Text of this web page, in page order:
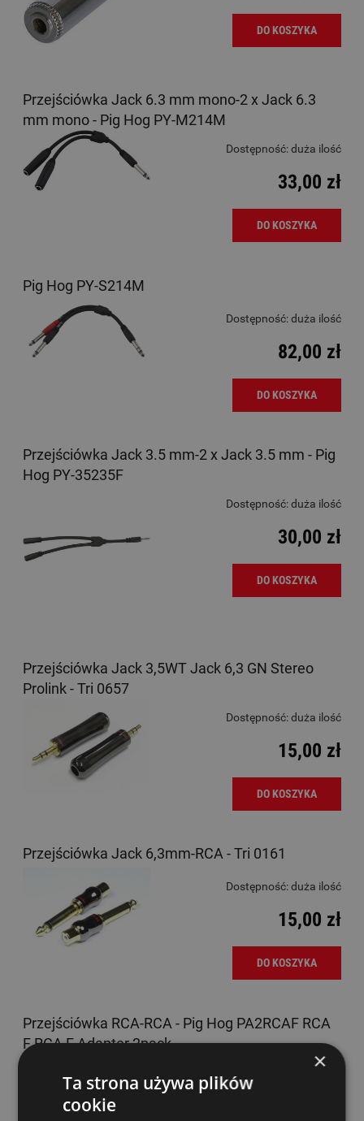
DO KOSZYKA
Przejściówka Jack 6.3 mm mono-2 x Jack 6.3
mm mono - Pig Hog PY-M214M
Dostępność:duża ilość
33,00 zł
DO KOSZYKA
Pig Hog PY-S214M
Dostępność:duża ilość
82,00 zł
DO KOSZYKA
Przejściówka Jack 3.5 mm-2 x Jack 3.5 mm - Pig
Hog PY-35235F
Dostępność:duża ilość
30,00 zł
DO KOSZYKA
Przejściówka Jack 3,5WT Jack 6,3 GN Stereo
Prolink - Tri 0657
Dostępność:duża ilość
15,00 zł
DO KOSZYKA
Przejściówka Jack 6,3mm-RCA - Tri 0161
Dostępność:duża ilość
15,00 zł
DO KOSZYKA
Przejściówka RCA-RCA - Pig Hog PA2RCAF RCA
F RCA F Adapter 2pack
×
Ta strona używa plików
cookie